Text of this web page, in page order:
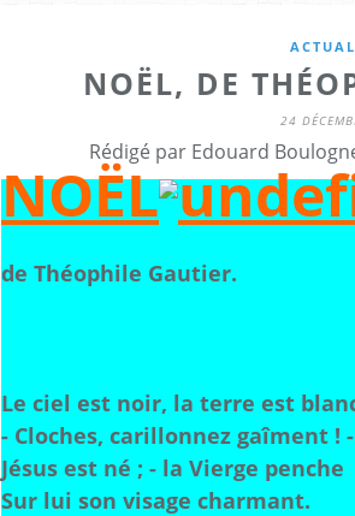
NOËL, DE
24
Rédigé par Edouard
NOËL
de Théophile Gautier.
Le ciel est noir, la terre est
- Cloches, carillonnez gaîment ! -
Jésus est né ; - la Vierge penche
Sur lui son visage charmant.